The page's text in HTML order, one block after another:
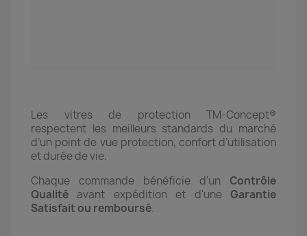
Les vitres de protection TM-Concept®
respectent les meilleurs standards du marché
d’un point de vue protection, confort d’utilisation
et durée de vie.
Chaque commande bénéficie d'un Contrôle
Qualité avant expédition et d'une Garantie
Satisfait ou remboursé.